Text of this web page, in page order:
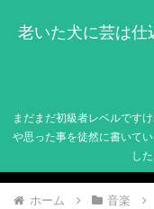
老いた犬に芸は
まだまだ初級者レベルです
や思った事を徒然に書いて
し
ホーム 音楽